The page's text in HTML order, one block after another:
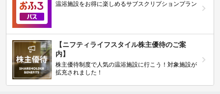
温浴施設をお得に楽しめるサブスクリプションプラン
【ニフティライフスタイル株主優待のご案
内】
株主優待制度で人気の温浴施設に行こう！対象施設が
拡充されました！